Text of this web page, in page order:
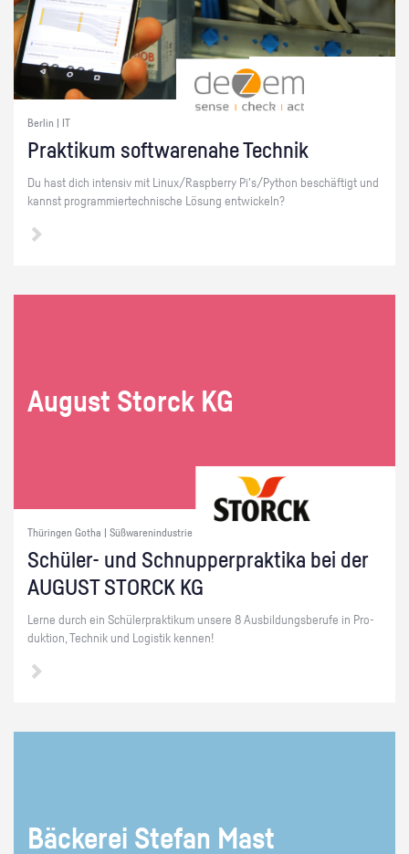
Berlin | IT
Prak­ti­kum soft­ware­na­he Tech­nik
Du hast dich in­ten­siv mit Linux/Raspber­ry Pi's/Py­thon be­schäf­tigt und
kannst pro­gram­mier­tech­ni­sche Lö­sung ent­wi­ckeln?
Au­gust Storck KG
Thüringen Gotha | Süßwarenindustrie
Schü­ler- und Schnup­per­prak­ti­ka bei der
AU­GUST STORCK KG
Lerne durch ein Schü­ler­prak­ti­kum un­se­re 8 Aus­bil­dungs­be­ru­fe in Pro­
duk­ti­on, Tech­nik und Lo­gis­tik ken­nen!
Bä­cke­rei Ste­fan Mast